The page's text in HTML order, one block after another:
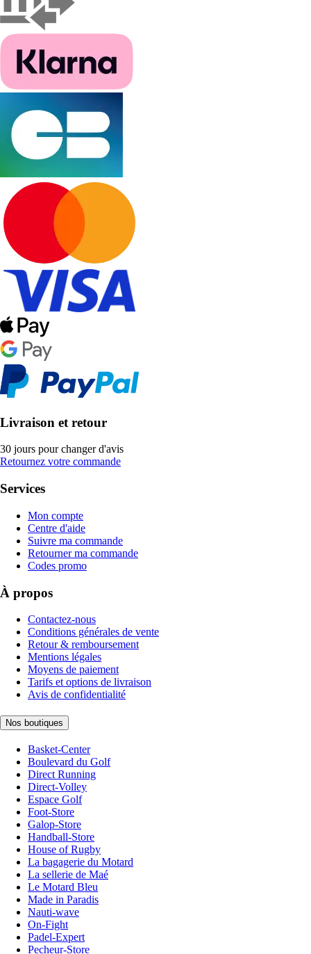
Livraison et retour
30 jours pour changer d'avis
Retournez votre commande
Services
Mon compte
Centre d'aide
Suivre ma commande
Retourner ma commande
Codes promo
À propos
Contactez-nous
Conditions générales de vente
Retour & remboursement
Mentions légales
Moyens de paiement
Tarifs et options de livraison
Avis de confidentialité
Nos boutiques
Basket-Center
Boulevard du Golf
Direct Running
Direct-Volley
Espace Golf
Foot-Store
Galop-Store
Handball-Store
House of Rugby
La bagagerie du Motard
La sellerie de Maé
Le Motard Bleu
Made in Paradis
Nauti-wave
On-Fight
Padel-Expert
Pecheur-Store